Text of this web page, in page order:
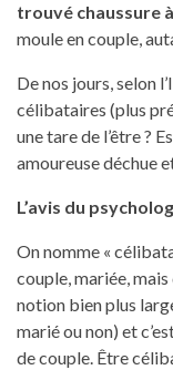
trouvé chaussure
moule en couple,
De nos jours, selon
célibataires (plus
une tare de l’être ?
amoureuse déchue
L’avis du
On nomme «
couple, mariée,
notion bien plus
marié ou non) et
de couple. Être